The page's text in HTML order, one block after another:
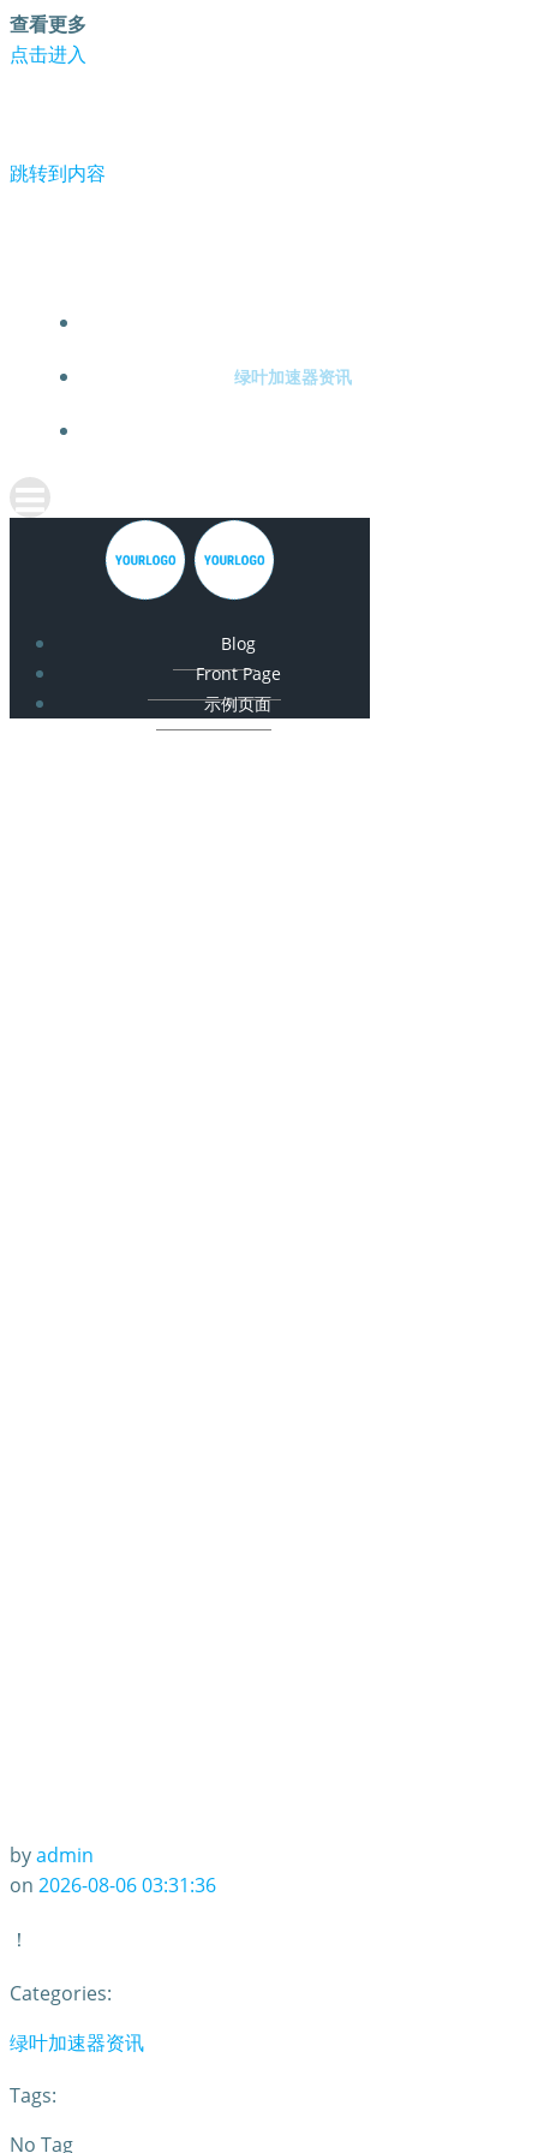
查看更多
点击进入
跳转到内容
绿叶加速器资讯
Blog
Front Page
示例页面
byadmin
on 2026-08-06 03:31:36
！
Categories:
绿叶加速器资讯
Tags:
No Tag